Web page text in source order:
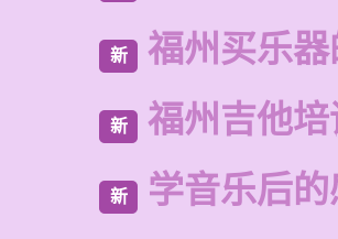
新 福州买乐
新 福州吉他
新 学音乐后的